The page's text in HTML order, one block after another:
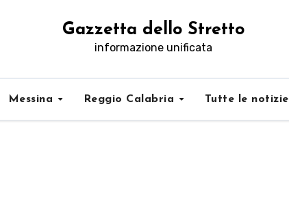
Gazzetta dello Stretto
informazione unificata
Messina Reggio Calabria Tutte le notizie